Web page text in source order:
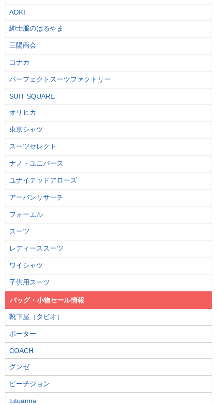
AOKI
紳士服のはるやま
三陽商会
コナカ
パーフェクトスーツファクトリー
SUIT SQUARE
オリヒカ
東京シャツ
スーツセレクト
ナノ・ユニバース
ユナイテッドアローズ
アーバンリサーチ
フォーエル
スーツ
レディーススーツ
ワイシャツ
子供用スーツ
バッグ・小物セール情報
靴下屋（タビオ）
ポーター
COACH
グンゼ
ピーチジョン
tutuanna